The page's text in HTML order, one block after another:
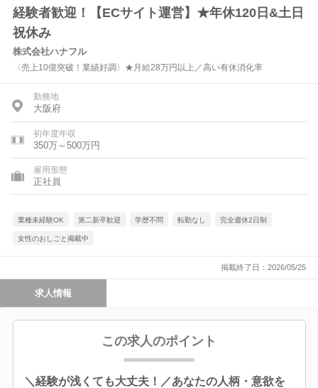
経験者歓迎！【ECサイト運営】★年休120日&土日
祝休み
株式会社ハナフル
〈売上10億突破！業績好調〉★月給28万円以上／高い有休消化率
勤務地
大阪府
初年度年収
350万～500万円
雇用形態
正社員
業種未経験OK 第二新卒歓迎 学歴不問 転勤なし 完全週休2日制
女性のおしごと掲載中
掲載終了日：2026/05/25
求人情報
この求人のポイント
＼経験が浅くても大丈夫！／あなたの人柄・意欲を